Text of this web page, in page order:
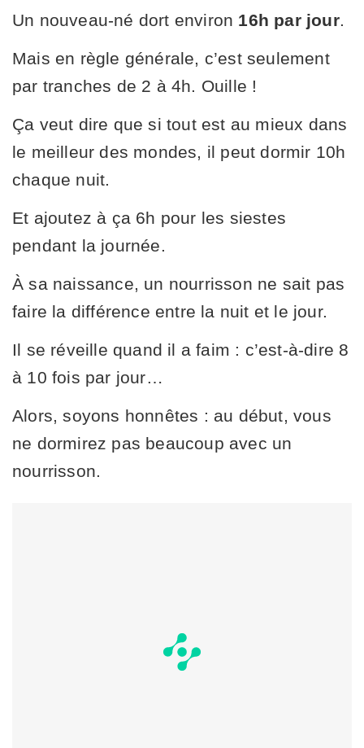
Un nouveau-né dort environ 16h par jour.
Mais en règle générale, c’est seulement
par tranches de 2 à 4h. Ouille !
Ça veut dire que si tout est au mieux dans
le meilleur des mondes, il peut dormir 10h
chaque nuit.
Et ajoutez à ça 6h pour les siestes
pendant la journée.
À sa naissance, un nourrisson ne sait pas
faire la différence entre la nuit et le jour.
Il se réveille quand il a faim : c’est-à-dire 8
à 10 fois par jour…
Alors, soyons honnêtes : au début, vous
ne dormirez pas beaucoup avec un
nourrisson.